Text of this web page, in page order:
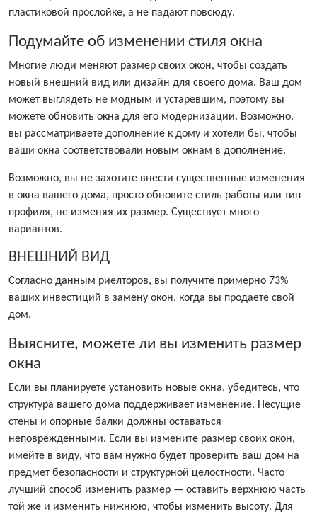
пластиковой прослойке, а не падают повсюду.
Подумайте об изменении стиля окна
Многие люди меняют размер своих окон, чтобы создать
новый внешний вид или дизайн для своего дома. Ваш дом
может выглядеть не модным и устаревшим, поэтому вы
можете обновить окна для его модернизации. Возможно,
вы рассматриваете дополнение к дому и хотели бы, чтобы
ваши окна соответствовали новым окнам в дополнение.
Возможно, вы не захотите внести существенные изменения
в окна вашего дома, просто обновите стиль работы или тип
профиля, не изменяя их размер. Существует много
вариантов.
ВНЕШНИЙ ВИД
Согласно данным риелторов, вы получите примерно 73%
ваших инвестиций в замену окон, когда вы продаете свой
дом.
Выясните, можете ли вы изменить размер
окна
Если вы планируете установить новые окна, убедитесь, что
структура вашего дома поддерживает изменение. Несущие
стены и опорные балки должны оставаться
неповрежденными. Если вы измените размер своих окон,
имейте в виду, что вам нужно будет проверить ваш дом на
предмет безопасности и структурной целостности. Часто
лучший способ изменить размер — оставить верхнюю часть
той же и изменить нижнюю, чтобы изменить высоту. Для